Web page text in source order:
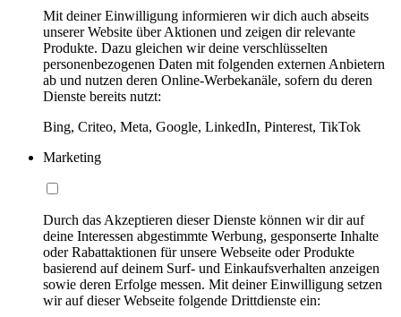
Mit deiner Einwilligung informieren wir dich auch abseits
unserer Website über Aktionen und zeigen dir relevante
Produkte. Dazu gleichen wir deine verschlüsselten
personenbezogenen Daten mit folgenden externen Anbietern
ab und nutzen deren Online-Werbekanäle, sofern du deren
Dienste bereits nutzt:
Bing, Criteo, Meta, Google, LinkedIn, Pinterest, TikTok
Marketing
Durch das Akzeptieren dieser Dienste können wir dir auf
deine Interessen abgestimmte Werbung, gesponserte Inhalte
oder Rabattaktionen für unsere Webseite oder Produkte
basierend auf deinem Surf- und Einkaufsverhalten anzeigen
sowie deren Erfolge messen. Mit deiner Einwilligung setzen
wir auf dieser Webseite folgende Drittdienste ein: